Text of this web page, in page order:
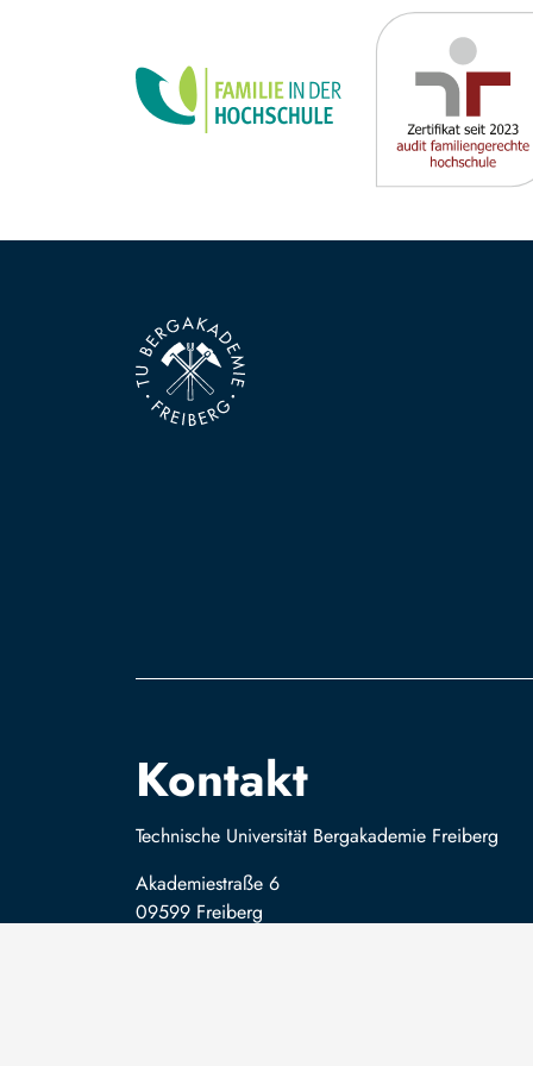
Kontakt
Technische Universität Bergakademie Freiberg
Akademiestraße 6
09599 Freiberg